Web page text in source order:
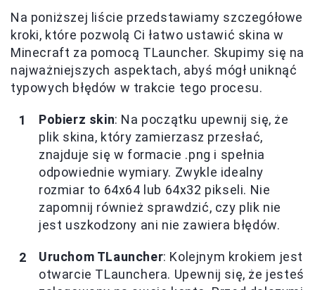
Na poniższej liście przedstawiamy szczegółowe
kroki, które pozwolą Ci łatwo ustawić skina w
Minecraft za pomocą TLauncher. Skupimy się na
najważniejszych aspektach, abyś mógł uniknąć
typowych błędów w trakcie tego procesu.
Pobierz skin: Na początku upewnij się, że
plik skina, który zamierzasz przesłać,
znajduje się w formacie .png i spełnia
odpowiednie wymiary. Zwykle idealny
rozmiar to 64x64 lub 64x32 pikseli. Nie
zapomnij również sprawdzić, czy plik nie
jest uszkodzony ani nie zawiera błędów.
Uruchom TLauncher: Kolejnym krokiem jest
otwarcie TLaunchera. Upewnij się, że jesteś